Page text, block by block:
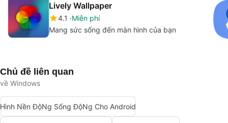
Lively Wallpaper
4.1
Miễn phí
Mang sức sống đến màn hình của bạn
Chủ đề liên quan
về Windows
Hình Nền ĐộNg Sống ĐộNg Cho Android